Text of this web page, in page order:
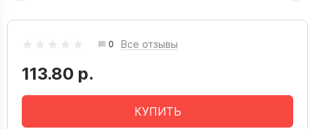
0 Все отзывы
113.80 р.
КУПИТЬ